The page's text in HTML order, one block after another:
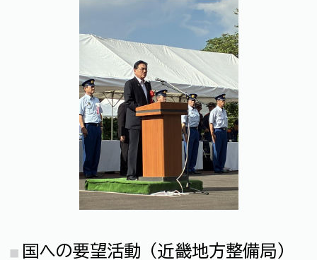
国への要望活動（近畿地方整備局）